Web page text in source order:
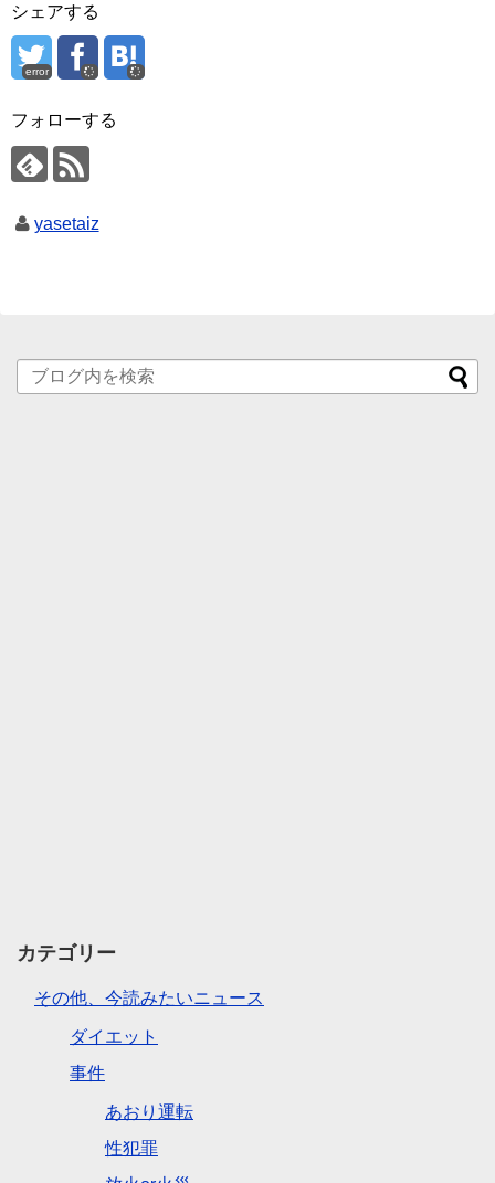
シェアする
error
フォローする
yasetaiz
カテゴリー
その他、今読みたいニュース
ダイエット
事件
あおり運転
性犯罪